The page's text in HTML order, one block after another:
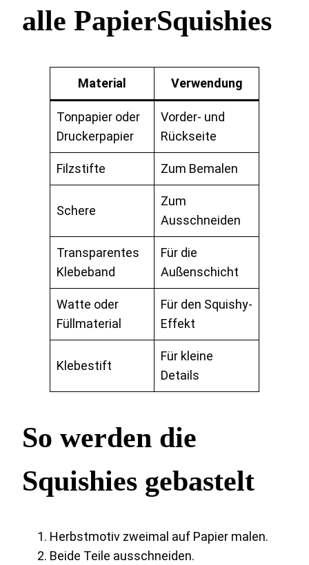
alle PapierSquishies
Material Verwendung
Tonpapier oder
Druckerpapier
Vorder- und
Rückseite
Filzstifte Zum Bemalen
Schere
Zum
Ausschneiden
Transparentes
Klebeband
Für die
Außenschicht
Watte oder
Füllmaterial
Für den Squishy-
Effekt
Klebestift
Für kleine
Details
So werden die
Squishies gebastelt
Herbstmotiv zweimal auf Papier malen.
Beide Teile ausschneiden.